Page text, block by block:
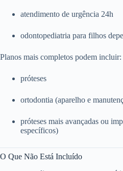
atendimento de urgência 24h
odontopediatria para filhos
Planos mais completos podem incluir:
próteses
ortodontia (aparelho e
próteses mais avançadas ou
específicos)
O Que Não Está Incluído